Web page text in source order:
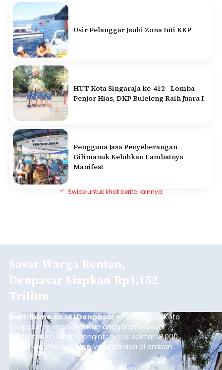
Usir Pelanggar Jauhi Zona Inti KKP
HUT Kota Singaraja ke-412 - Lomba
Penjor Hias, DKP Buleleng Raih Juara I
Pengguna Jasa Penyeberangan
Gilimanuk Keluhkan Lambatnya
Manifest
Swipe untuk lihat berita lainnya
Sasar Warga Rentan,
Denpasar Siapkan Rp1,152
Triliun
balitribune.co.id I Denpasar - Pemerintah Kota
Denpasar mengalokasikan anggaran sebesar
Rp1,152 triliun untuk mengintervensi sekitar 18.000
warga kelompok rentan yang berada di ambang
garis kemiskinan. Langkah strategis ini diambil
guna menjaga masyarakat yang berada pada